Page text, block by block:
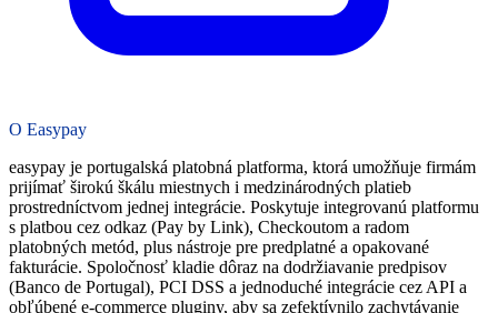
O Easypay
easypay je portugalská platobná platforma, ktorá umožňuje firmám
prijímať širokú škálu miestnych i medzinárodných platieb
prostredníctvom jednej integrácie. Poskytuje integrovanú platformu
s platbou cez odkaz (Pay by Link), Checkoutom a radom
platobných metód, plus nástroje pre predplatné a opakované
fakturácie. Spoločnosť kladie dôraz na dodržiavanie predpisov
(Banco de Portugal), PCI DSS a jednoduché integrácie cez API a
obľúbené e-commerce pluginy, aby sa zefektívnilo zachytávanie